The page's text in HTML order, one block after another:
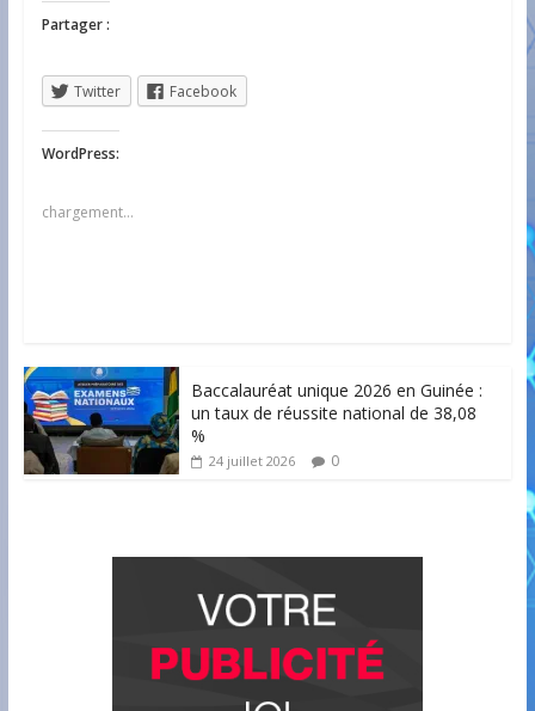
Partager :
Twitter Facebook
WordPress:
chargement…
Baccalauréat unique 2026 en Guinée :
un taux de réussite national de 38,08
%
24 juillet 2026 0